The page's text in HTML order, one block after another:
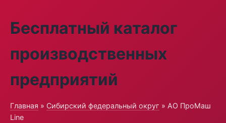
Бесплатный каталог
производственных
предприятий
Главная » Сибирский федеральный округ » АО ПроМаш
Line